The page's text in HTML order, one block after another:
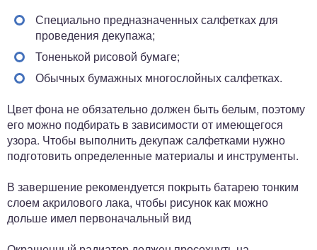
Специально предназначенных салфетках для
проведения декупажа;
Тоненькой рисовой бумаге;
Обычных бумажных многослойных салфетках.
Цвет фона не обязательно должен быть белым, поэтому
его можно подбирать в зависимости от имеющегося
узора. Чтобы выполнить декупаж салфетками нужно
подготовить определенные материалы и инструменты.
В завершение рекомендуется покрыть батарею тонким
слоем акрилового лака, чтобы рисунок как можно
дольше имел первоначальный вид